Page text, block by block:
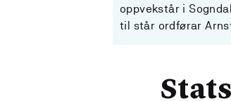
oppvekstår i
til står ordførar